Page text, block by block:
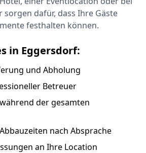
sorgen dafür, dass Ihre Gäste
festhalten können.
in Eggersdorf:
und Abholung
Betreuer
der gesamten
nach Absprache
an Ihre Location